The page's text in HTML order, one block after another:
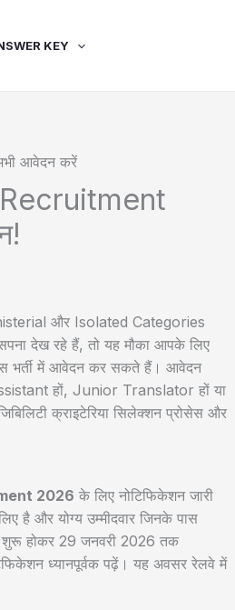
KEY
और Isolated Categories
देख रहे हैं, तो यह मौका आपके लिए
इस भर्ती में आवेदन कर सकते हैं। आवेदन
हों, Junior Translator हों या
क्राइटेरिया सिलेक्शन प्रोसेस और
2026 के लिए नोटिफिकेशन जारी
है और योग्य उम्मीदवार जिनके पास
होकर 29 जनवरी 2026 तक
ध्यानपूर्वक पढ़ें। यह अवसर रेलवे में